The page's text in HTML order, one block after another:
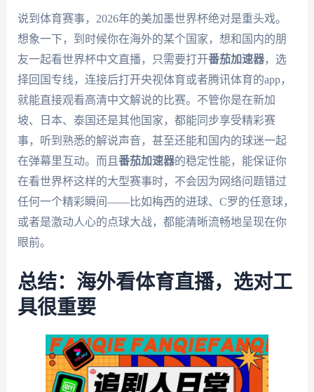
说到体育赛事，2026年的美加墨世界杯绝对是重头戏。
想象一下，到时候你在海外的某个国家，想和国内的朋
友一起看世界杯中文直播，只需要打开番茄加速器，选
择回国专线，连接后打开央视体育或者腾讯体育的app，
就能直接观看高清中文解说的比赛。不管你是在新加
坡、日本、泰国还是其他国家，都能同步享受精彩赛
事，听到熟悉的解说声音，甚至还能和国内的球迷一起
在弹幕里互动。而且 番茄加速器的稳定性能，能保证你
在看世界杯这样的大型赛事时，不会因为网络问题错过
任何一个精彩瞬间——比如梅西的进球、C罗的任意球，
或者是激动人心的点球大战，都能清晰流畅地呈现在你
眼前。
总结：海外看体育直播，选对工
具很重要